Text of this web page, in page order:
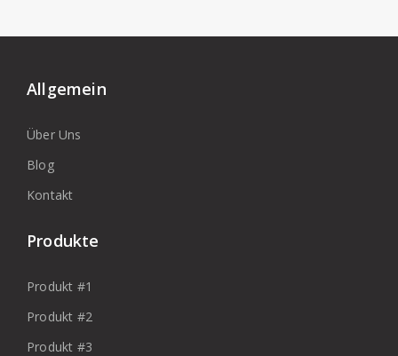
Allgemein
Über Uns
Blog
Kontakt
Produkte
Produkt #1
Produkt #2
Produkt #3